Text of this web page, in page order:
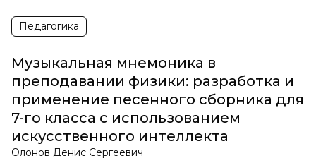
Педагогика
Музыкальная мнемоника в
преподавании физики: разработка и
применение песенного сборника для
7-го класса с использованием
искусственного интеллекта
Олонов Денис Сергеевич